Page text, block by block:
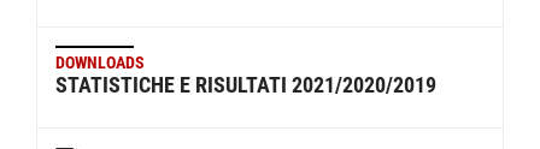
DOWNLOADS
STATISTICHE E RISULTATI 2021/2020/2019